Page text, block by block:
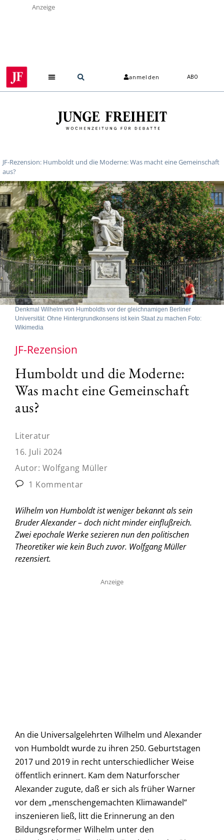
Anzeige
anmelden ABO
JF-Rezension: Humboldt und die Moderne: Was macht eine Gemeinschaft
aus?
Denkmal Wilhelm von Humboldts vor der gleichnamigen Berliner
Universität: Ohne Hintergrundkonsens ist kein Staat zu machen Foto:
Wikimedia
JF-Rezension
Humboldt und die Moderne:
Was macht eine Gemeinschaft
aus?
Literatur
16. Juli 2024
Autor: Wolfgang Müller
1 Kommentar
Wilhelm von Humboldt ist weniger bekannt als sein
Bruder Alexander – doch nicht minder einflußreich.
Zwei epochale Werke sezieren nun den politischen
Theoretiker wie kein Buch zuvor. Wolfgang Müller
rezensiert.
Anzeige
An die Universalgelehrten Wilhelm und Alexander
von Humboldt wurde zu ihren 250. Geburtstagen
2017 und 2019 in recht unterschiedlicher Weise
öffentlich erinnert. Kam dem Naturforscher
Alexander zugute, daß er sich als früher Warner
vor dem „menschengemachten Klimawandel“
inszenieren ließ, litt die Erinnerung an den
Bildungsreformer Wilhelm unter den